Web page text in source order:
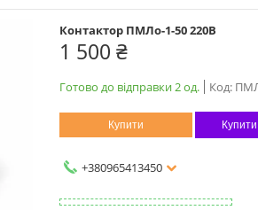
Контактор ПМЛо-1-50 220В
1 500 ₴
Готово до відправки 2 од. Код:
Купити Купити
+380965413450